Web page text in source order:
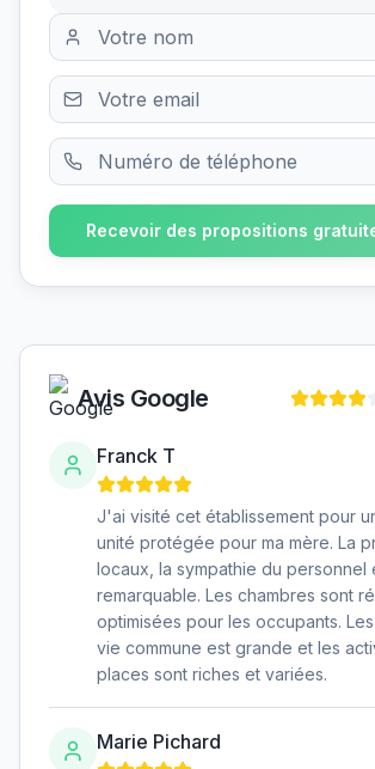
Recevoir des propositions
Avis Google
Franck T
J'ai visité cet établissement pour
unité protégée pour ma mère. La
locaux, la sympathie du personnel
remarquable. Les chambres sont
optimisées pour les occupants.
vie commune est grande et les
places sont riches et variées.
Marie Pichard